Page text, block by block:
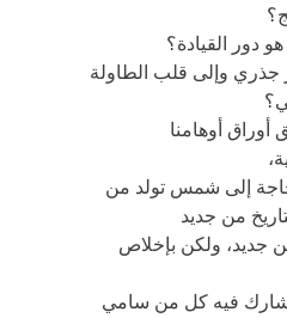
دور القيادة؟
جذري وإلى قلب الطاولة
أوهامنا
إلى شمس تولد من
من جديد
من جديد، ولكن بإخلاص
فيه كل من سامي